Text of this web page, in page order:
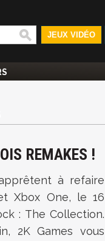
JEUX VIDÉO
REMAKES !
à refaire
Xbox One, le 16
: The Collection.
2K Games vous